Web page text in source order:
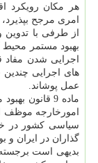
هر مكان رویكرد
امری مرجح
اجرایی شدن مفاد
های اجرایی
عمل پوشاند.
ماده 9
امورخارجه موظف
سیاسی كشور در
گذاران در ایران و
بدیهی است